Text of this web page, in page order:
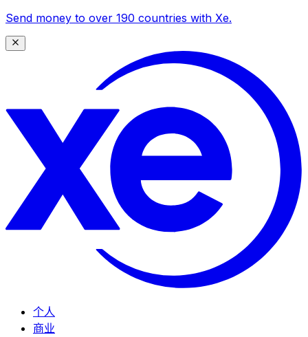
Send money to over 190 countries with Xe.
个人
商业